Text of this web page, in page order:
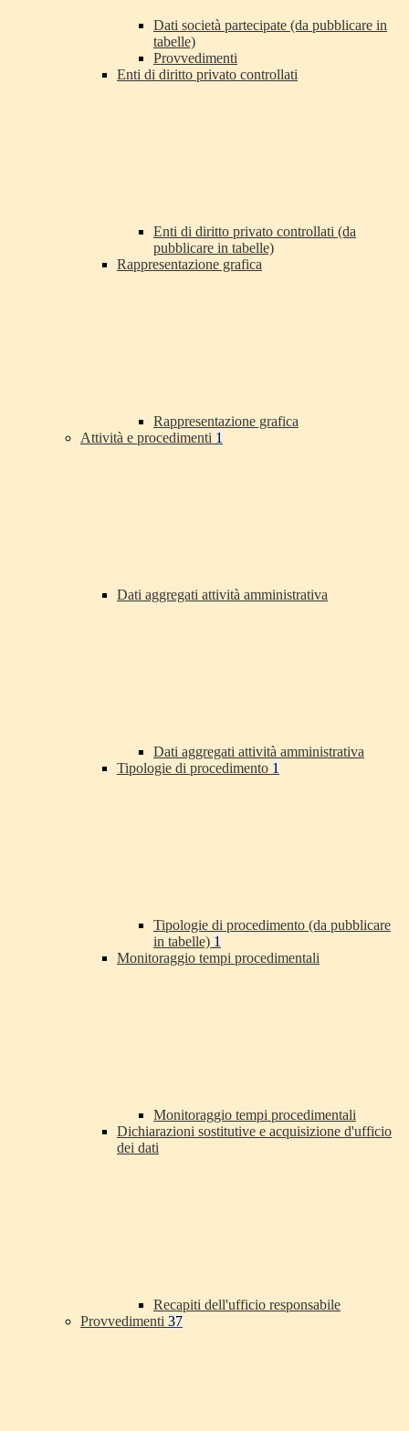
Dati società partecipate (da pubblicare in
tabelle)
Provvedimenti
Enti di diritto privato controllati
Enti di diritto privato controllati (da
pubblicare in tabelle)
Rappresentazione grafica
Rappresentazione grafica
Attività e procedimenti 1
Dati aggregati attività amministrativa
Dati aggregati attività amministrativa
Tipologie di procedimento 1
Tipologie di procedimento (da pubblicare
in tabelle) 1
Monitoraggio tempi procedimentali
Monitoraggio tempi procedimentali
Dichiarazioni sostitutive e acquisizione d'ufficio
dei dati
Recapiti dell'ufficio responsabile
Provvedimenti 37